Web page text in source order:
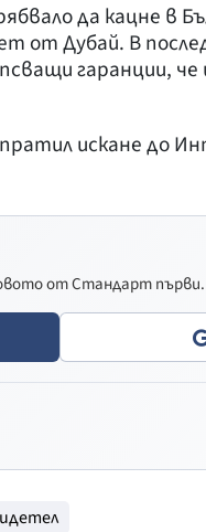
да кацне в
от Дубай. В
гаранции,
искане до
от Стандарт първи.